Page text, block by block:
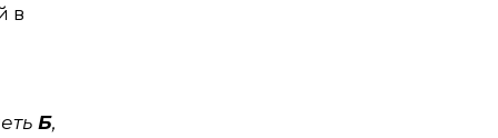
в
Б,